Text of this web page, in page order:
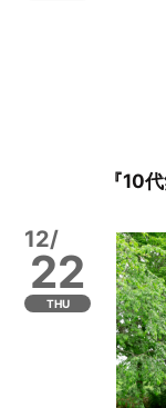
『10
12/
22
THU